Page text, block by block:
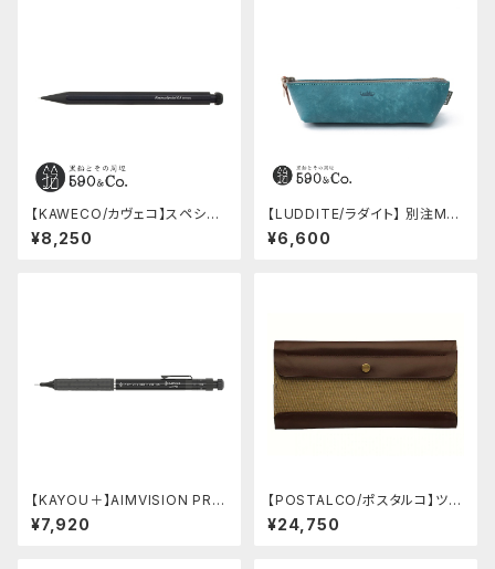
【KAWECO/カヴェコ】スペシャ
ルペンシル(0.5mm)
¥8,250
【LUDDITE/ラダイト】 別注MAY
Aレザーボートペンケース (ター
キーブルー)
¥6,600
【KAYOU＋】AIMVISION PR
O/エイムビジョンプロ (メテオブ
ラック)
¥7,920
【POSTALCO/ポスタルコ】ツー
ルボックス (Olive Green)
¥24,750